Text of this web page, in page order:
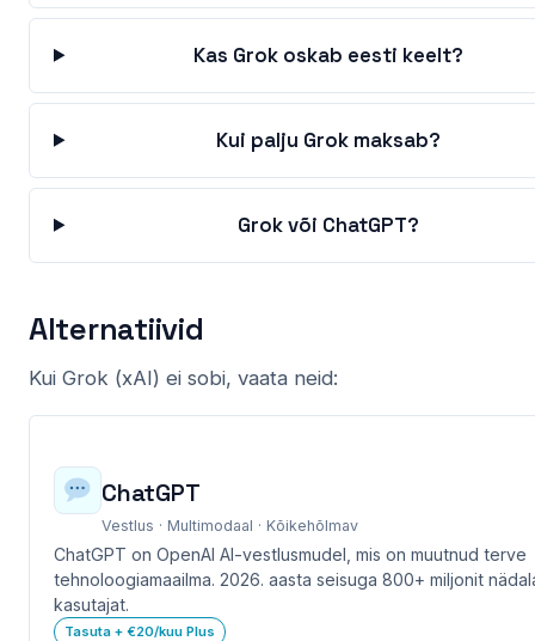
Kas Grok oskab eesti keelt?
Kui palju Grok maksab?
Grok või ChatGPT?
Alternatiivid
Kui Grok (xAI) ei sobi, vaata neid:
ChatGPT
Vestlus · Multimodaal · Kõikehõlmav
ChatGPT on OpenAI AI-vestlusmudel, mis on muutnud terve
tehnoloogiamaailma. 2026. aasta seisuga 800+ miljonit
kasutajat.
Tasuta + €20/kuu Plus